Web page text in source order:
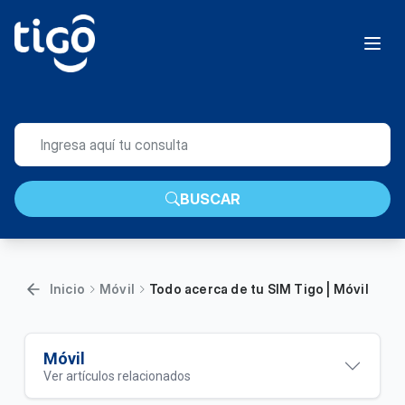
BUSCAR
Inicio Móvil Todo acerca de tu SIM Tigo | Móvil
Móvil
Ver artículos relacionados